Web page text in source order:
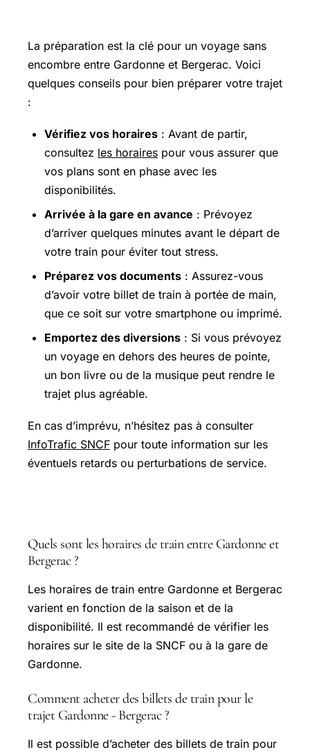
La préparation est la clé pour un voyage sans
encombre entre Gardonne et Bergerac. Voici
quelques conseils pour bien préparer votre trajet
:
Vérifiez vos horaires : Avant de partir,
consultez les horaires pour vous assurer que
vos plans sont en phase avec les
disponibilités.
Arrivée à la gare en avance : Prévoyez
d’arriver quelques minutes avant le départ de
votre train pour éviter tout stress.
Préparez vos documents : Assurez-vous
d’avoir votre billet de train à portée de main,
que ce soit sur votre smartphone ou imprimé.
Emportez des diversions : Si vous prévoyez
un voyage en dehors des heures de pointe,
un bon livre ou de la musique peut rendre le
trajet plus agréable.
En cas d’imprévu, n’hésitez pas à consulter
InfoTrafic SNCF pour toute information sur les
éventuels retards ou perturbations de service.
Quels sont les horaires de train entre Gardonne et
Bergerac ?
Les horaires de train entre Gardonne et Bergerac
varient en fonction de la saison et de la
disponibilité. Il est recommandé de vérifier les
horaires sur le site de la SNCF ou à la gare de
Gardonne.
Comment acheter des billets de train pour le
trajet Gardonne - Bergerac ?
Il est possible d’acheter des billets de train pour